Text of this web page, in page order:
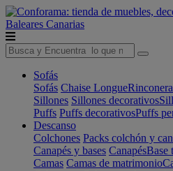
Baleares Canarias
Sofás
Sofás Chaise Longue
Sillones Sillones decorativos
Puffs Puffs decorativosPuffs
Descanso
Colchones Packs colchón y
Canapés y bases CanapésBase
Camas Camas de matrimonio